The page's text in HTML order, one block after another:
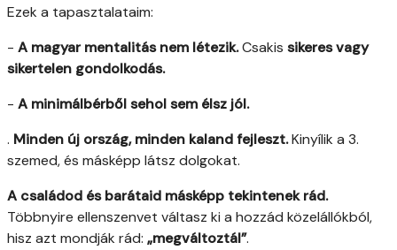
Ezek a tapasztalataim:
- A magyar mentalitás nem létezik.Csakis sikeres vagy
sikertelen gondolkodás.
- A minimálbérből sehol sem élsz jól.
. Minden új ország, minden kaland fejleszt.Kinyílik a 3.
szemed, és másképp látsz dolgokat.
A családod és barátaid másképp tekintenek rád.
Többnyire ellenszenvet váltasz ki a hozzád közelállókból,
hisz azt mondják rád: „megváltoztál”.